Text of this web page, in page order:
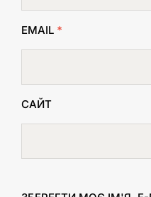
EMAIL *
САЙТ